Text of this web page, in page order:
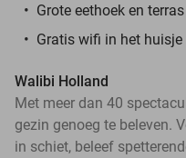
Grote eethoek en
Gratis wifi in het huisje
Walibi Holland
Met meer dan 40
gezin genoeg te beleven.
in schiet, beleef